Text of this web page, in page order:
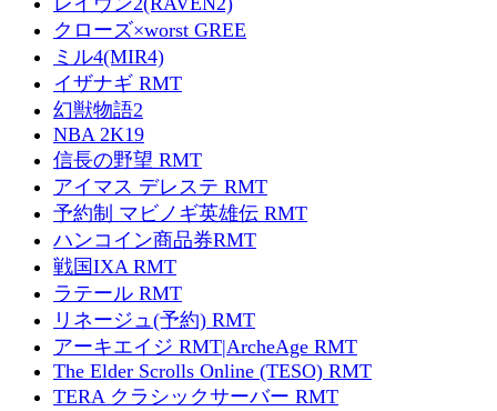
クローズ×worst GREE
ミル4(MIR4)
イザナギ RMT
幻獣物語2
NBA 2K19
信長の野望 RMT
アイマス デレステ RMT
予約制 マビノギ英雄伝 RMT
ハンコイン商品券RMT
戦国IXA RMT
ラテール RMT
リネージュ(予約) RMT
アーキエイジ RMT|ArcheAge RMT
The Elder Scrolls Online (TESO) RMT
TERA クラシックサーバー RMT